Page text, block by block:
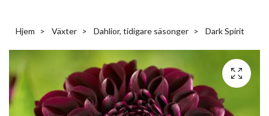
Hjem Växter Dahlior, tidigare säsonger Dark Spirit